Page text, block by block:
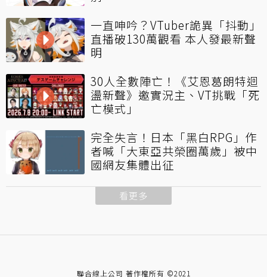
一直呻吟？VTuber詭異「抖動」
直播破130萬觀看 本人發最新聲
明
30人全數陣亡！《艾恩葛朗特迴
盪新聲》邀實況主、VT挑戰「死
亡模式」
完全失言！日本「黑白RPG」作
者喊「大東亞共榮圈萬歲」被中
國網友集體出征
看更多
聯合線上公司 著作權所有 ©2021